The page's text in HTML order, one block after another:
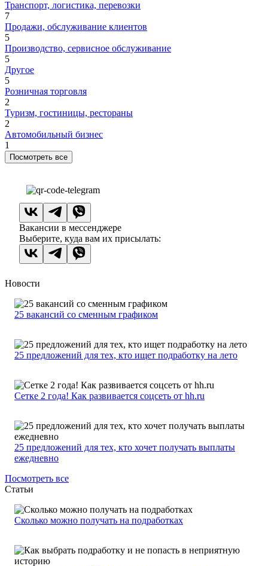
Транспорт, логистика, перевозки
7
Продажи, обслуживание клиентов
5
Производство, сервисное обслуживание
5
Другое
5
Розничная торговля
2
Туризм, гостиницы, рестораны
2
Автомобильный бизнес
1
Посмотреть все
Вакансии в мессенджере
Выберите, куда вам их присылать:
Новости
25 вакансий со сменным графиком
25 предложений для тех, кто ищет подработку на лето
Сетке 2 года! Как развивается соцсеть от hh.ru
25 предложений для тех, кто хочет получать выплаты
ежедневно
Посмотреть все
Статьи
Сколько можно получать на подработках